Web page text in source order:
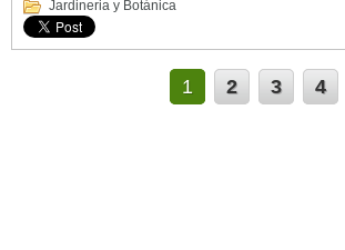
Jardineria y Botánica
1 2 3 4